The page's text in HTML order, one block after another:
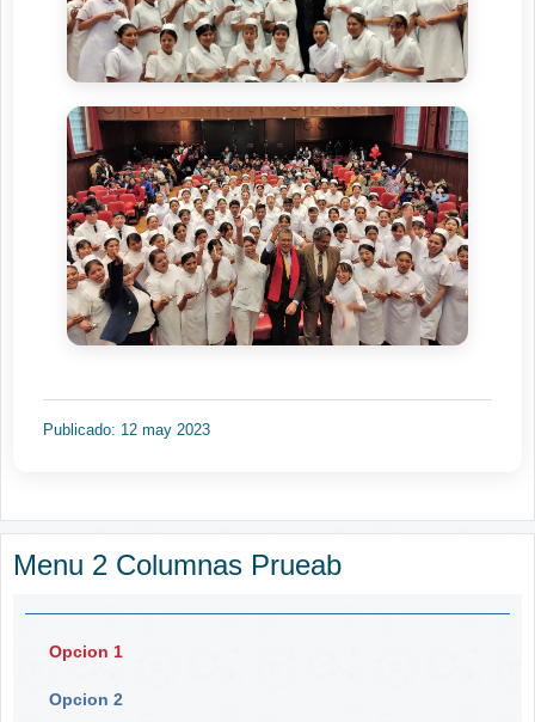
Publicado: 12 may 2023
Menu 2 Columnas Prueab
Opcion 1
Opcion 2